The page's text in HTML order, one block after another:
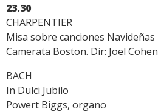
23.30
CHARPENTIER
Misa sobre canciones Navideñas
Camerata Boston. Dir: Joel Cohen
BACH
In Dulci Jubilo
Powert Biggs, organo